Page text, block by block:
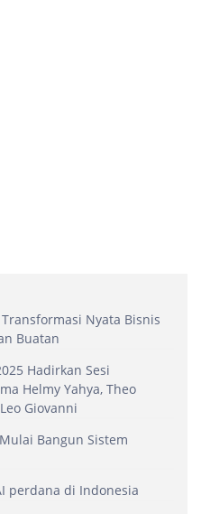
Transformasi Nyata Bisnis
Buatan
Hadirkan Sesi
Helmy Yahya, Theo
Giovanni
Bangun Sistem
perdana di Indonesia